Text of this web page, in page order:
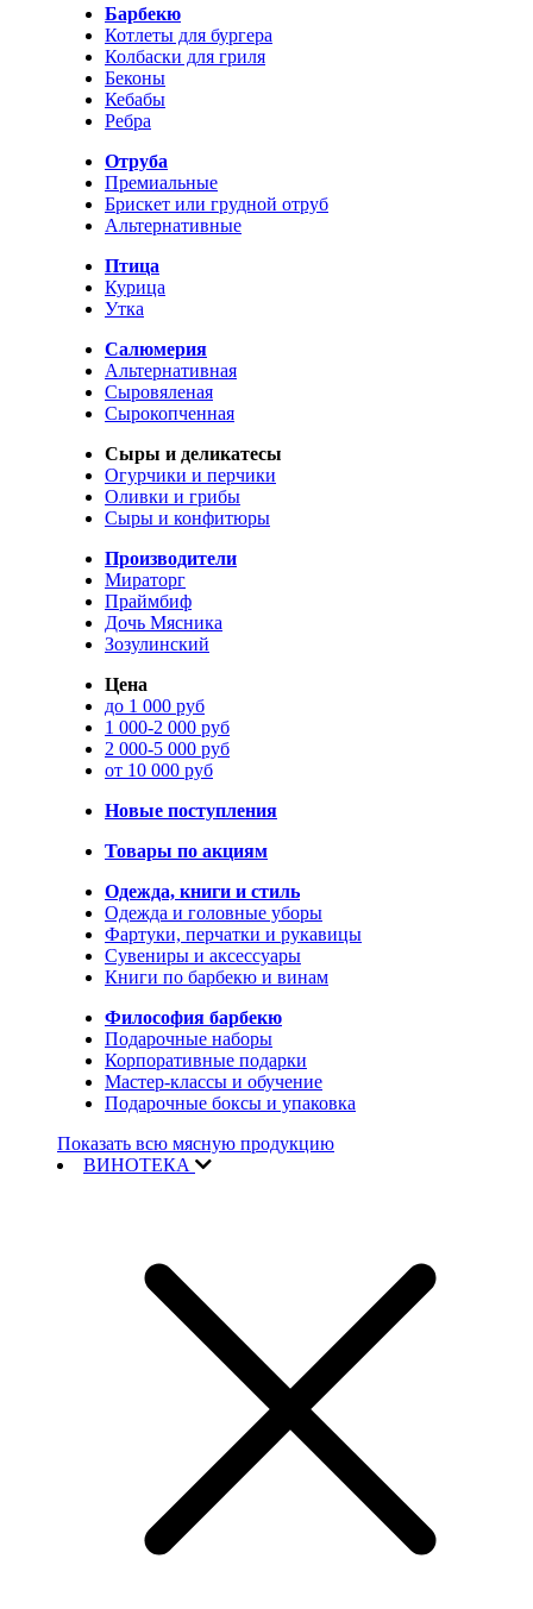
Барбекю
Котлеты для бургера
Колбаски для гриля
Беконы
Кебабы
Ребра
Отруба
Премиальные
Брискет или грудной отруб
Альтернативные
Птица
Курица
Утка
Салюмерия
Альтернативная
Сыровяленая
Сырокопченная
Сыры и деликатесы
Огурчики и перчики
Оливки и грибы
Сыры и конфитюры
Производители
Мираторг
Праймбиф
Дочь Мясника
Зозулинский
Цена
до 1 000 руб
1 000-2 000 руб
2 000-5 000 руб
от 10 000 руб
Новые поступления
Товары по акциям
Одежда, книги и стиль
Одежда и головные уборы
Фартуки, перчатки и рукавицы
Сувениры и аксессуары
Книги по барбекю и винам
Философия барбекю
Подарочные наборы
Корпоративные подарки
Мастер-классы и обучение
Подарочные боксы и упаковка
Показать всю мясную продукцию
ВИНОТЕКА